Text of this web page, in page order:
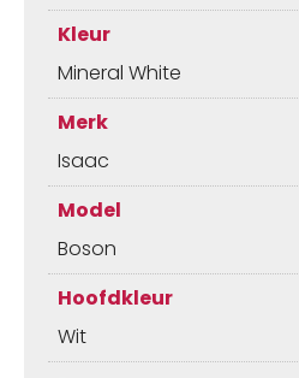
Kleur
Mineral White
Merk
Isaac
Model
Boson
Hoofdkleur
Wit